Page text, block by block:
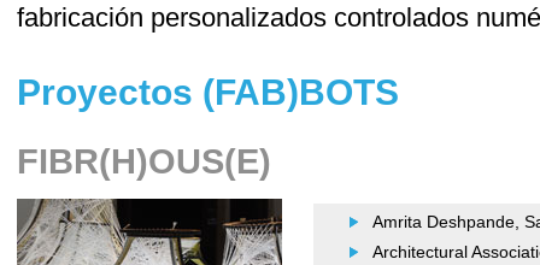
fabricación personalizados controlados
Proyectos (FAB)BOTS
FIBR(H)OUS(E)
Amrita Deshpande,
Architectural